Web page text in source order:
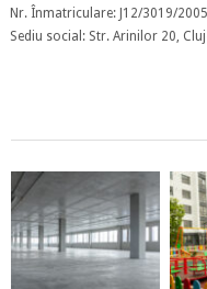
Nr. Înmatriculare: J12/3019/2005
Sediu social: Str. Arinilor 20,